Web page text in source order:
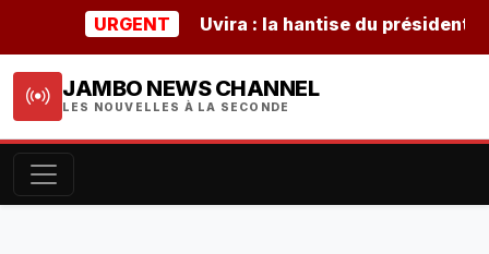
URGENT Uvira : la hantise du président
JAMBO NEWS CHANNEL
LES NOUVELLES À LA SECONDE